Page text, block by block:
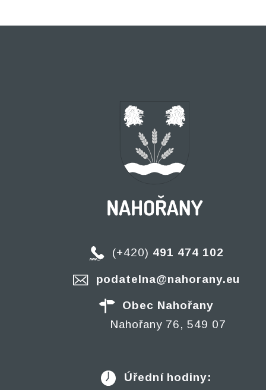
(+420) 491 474 102
podatelna@nahorany.eu
Obec Nahořany
Nahořany 76, 549 07
Úřední hodiny: